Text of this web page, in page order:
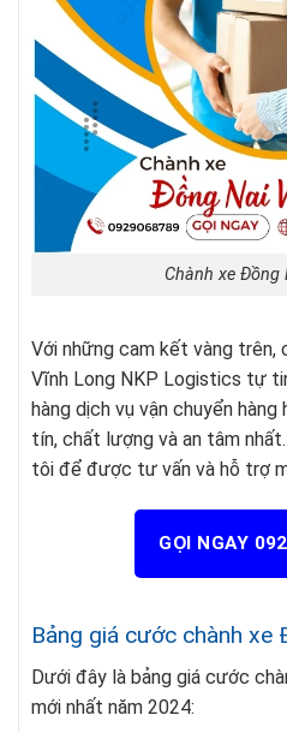
Chành xe Đồng
Với những cam kết vàng trên,
Vĩnh Long NKP Logistics tự
hàng dịch vụ vận chuyển
tín, chất lượng và an tâm
tôi để được tư vấn và hỗ trợ
GỌI NGAY
Bảng giá cước chành xe
Dưới đây là bảng giá cước
mới nhất năm 2024: